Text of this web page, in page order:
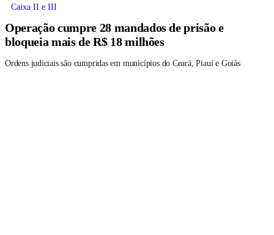
Caixa II e III
Operação cumpre 28 mandados de prisão e
bloqueia mais de R$ 18 milhões
Ordens judiciais são cumpridas em municípios do Ceará, Piauí e Goiás